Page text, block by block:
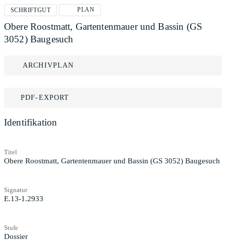
SCHRIFTGUT PLAN
Obere Roostmatt, Gartentenmauer und Bassin (GS
3052) Baugesuch
ARCHIVPLAN
PDF-EXPORT
Identifikation
Titel
Obere Roostmatt, Gartentenmauer und Bassin (GS 3052) Baugesuch
Signatur
E.13-1.2933
Stufe
Dossier